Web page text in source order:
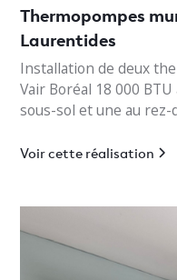
Thermopompes
Laurentides
Installation de deux
Vair Boréal 18 000
sous-sol et une au
Voir cette réalisation